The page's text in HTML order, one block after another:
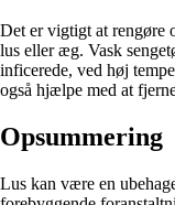
Det er vigtigt at rengøre
lus eller æg. Vask
inficerede, ved høj
også hjælpe med at
Opsummering
Lus kan være en